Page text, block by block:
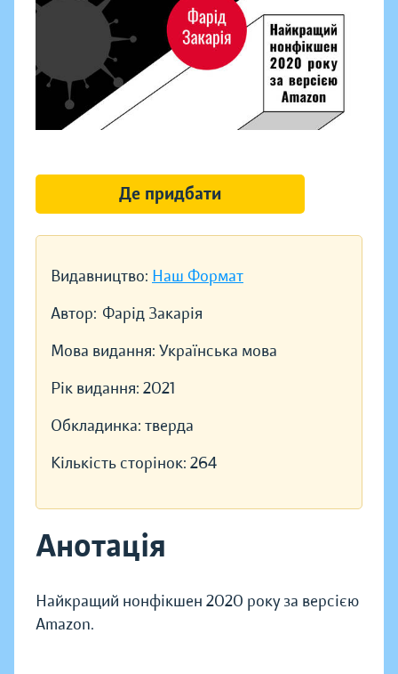
Видавництво: Наш Формат
Автор: Фарід Закарія
Мова видання: Українська мова
Рік видання: 2021
Обкладинка: тверда
Кількість сторінок: 264
Анотація
Найкращий нонфікшен 2020 року за версією
Amazon.
Де придбати